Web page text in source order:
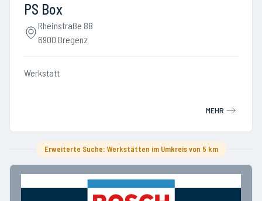
PS Box
Rheinstraße 88
6900 Bregenz
Werkstatt
MEHR
Erweiterte Suche: Werkstätten im Umkreis von 5 km